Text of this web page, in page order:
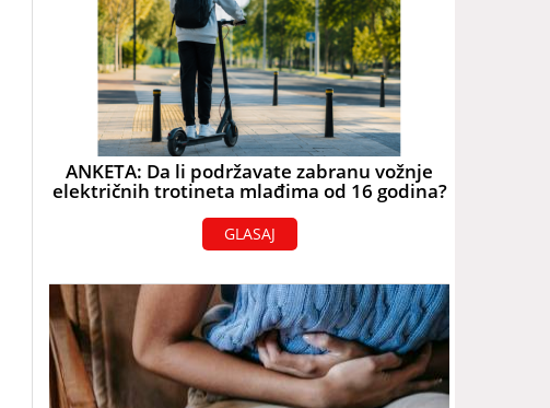
ANKETA: Da li podržavate zabranu vožnje
električnih trotineta mlađima od 16 godina?
GLASAJ